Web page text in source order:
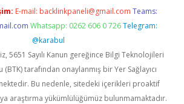
E-mail: backlinkpaneli@gmail.com Teams:
Whatsapp: 0262 606 0 726 Telegram:
@karabul
5651 Sayılı Kanun gereğince Bilgi Teknolojileri
tarafından onaylanmış bir Yer Sağlayıcı
Bu nedenle, sitedeki içerikleri proaktif
araştırma yükümlülüğümüz bulunmamaktadır.